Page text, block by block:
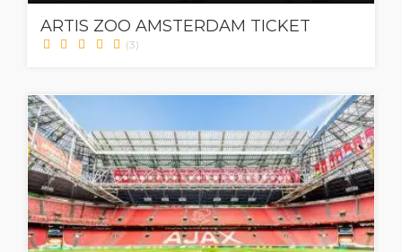
ARTIS ZOO AMSTERDAM TICKET
(3)